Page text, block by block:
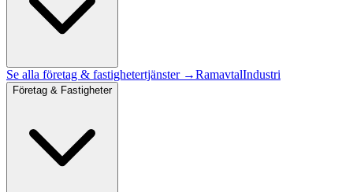
Se alla företag & fastighetertjänster →RamavtalIndustri
Företag & Fastigheter